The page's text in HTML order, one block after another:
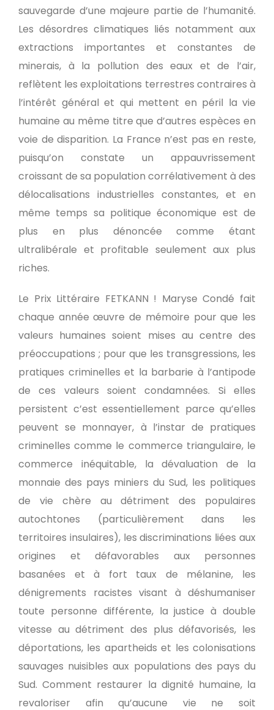
sauvegarde d’une majeure partie de l’humanité.
Les désordres climatiques liés notamment aux
extractions importantes et constantes de
minerais, à la pollution des eaux et de l’air,
reflètent les exploitations terrestres contraires à
l’intérêt général et qui mettent en péril la vie
humaine au même titre que d’autres espèces en
voie de disparition. La France n’est pas en reste,
puisqu’on constate un appauvrissement
croissant de sa population corrélativement à des
délocalisations industrielles constantes, et en
même temps sa politique économique est de
plus en plus dénoncée comme étant
ultralibérale et profitable seulement aux plus
riches.
Le Prix Littéraire FETKANN ! Maryse Condé fait
chaque année œuvre de mémoire pour que les
valeurs humaines soient mises au centre des
préoccupations ; pour que les transgressions, les
pratiques criminelles et la barbarie à l’antipode
de ces valeurs soient condamnées. Si elles
persistent c’est essentiellement parce qu’elles
peuvent se monnayer, à l’instar de pratiques
criminelles comme le commerce triangulaire, le
commerce inéquitable, la dévaluation de la
monnaie des pays miniers du Sud, les politiques
de vie chère au détriment des populaires
autochtones (particulièrement dans les
territoires insulaires), les discriminations liées aux
origines et défavorables aux personnes
basanées et à fort taux de mélanine, les
dénigrements racistes visant à déshumaniser
toute personne différente, la justice à double
vitesse au détriment des plus défavorisés, les
déportations, les apartheids et les colonisations
sauvages nuisibles aux populations des pays du
Sud. Comment restaurer la dignité humaine, la
revaloriser afin qu’aucune vie ne soit